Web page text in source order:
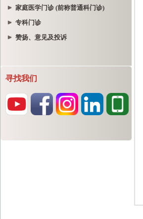
家庭医学门诊 (前称普通科门诊)
专科门诊
赞扬、意见及投诉
寻找我们